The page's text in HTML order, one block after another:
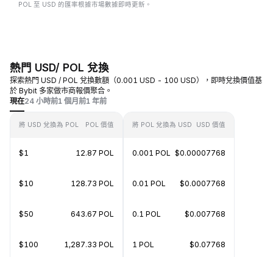
POL 至 USD 的匯率根據市場數據即時更新。
熱門 USD/ POL 兌換
探索熱門 USD / POL 兌換數額（0.001 USD - 100 USD），即時兌換價值基
於 Bybit 多家做市商報價聚合。
現在24 小時前1 個月前1 年前
將 USD 兌換為 POL POL 價值
$1 12.87 POL
$10 128.73 POL
$50 643.67 POL
$100 1,287.33 POL
將 POL 兌換為 USD USD 價值
0.001 POL $0.00007768
0.01 POL $0.0007768
0.1 POL $0.007768
1 POL $0.07768